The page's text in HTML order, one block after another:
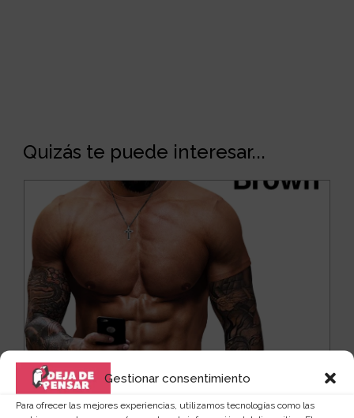
Gestionar consentimiento
Para ofrecer las mejores experiencias, utilizamos tecnologías como las
Quizás te puede interesar...